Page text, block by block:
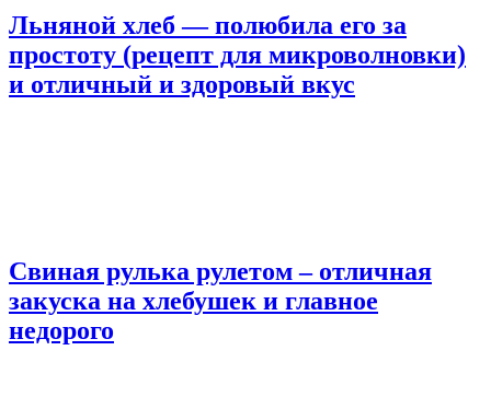
Льняной хлеб — полюбила его за
простоту (рецепт для микроволновки)
и отличный и здоровый вкус
Свиная рулька рулетом – отличная
закуска на хлебушек и главное
недорого